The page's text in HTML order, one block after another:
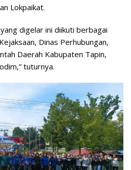
Lokpaikat.
digelar ini diikuti berbagai
Dinas Perhubungan,
Daerah Kabupaten Tapin,
tuturnya.